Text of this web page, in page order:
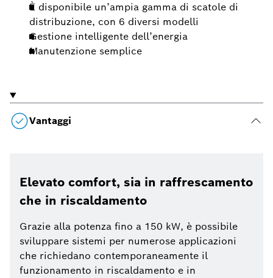
È disponibile un’ampia gamma di scatole di
distribuzione, con 6 diversi modelli
Gestione intelligente dell’energia
Manutenzione semplice
Vantaggi
Elevato comfort, sia in raffrescamento
che in riscaldamento
Grazie alla potenza fino a 150 kW, è possibile
sviluppare sistemi per numerose applicazioni
che richiedano contemporaneamente il
funzionamento in riscaldamento e in